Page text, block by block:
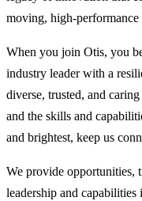
moving, high-performance
When you join Otis, you
industry leader with a
diverse, trusted, and
and the skills and
and brightest, keep us
We provide opportunities,
leadership and